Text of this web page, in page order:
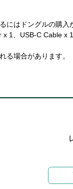
にはドングルの購入
1、USB-C Cable x 1
る場合があります。